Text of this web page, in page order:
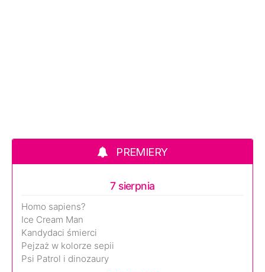
PREMIERY
7 sierpnia
Homo sapiens?
Ice Cream Man
Kandydaci śmierci
Pejzaż w kolorze sepii
Psi Patrol i dinozaury